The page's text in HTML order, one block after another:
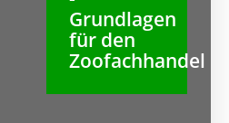
Grundlagen
für den
Zoofachhandel